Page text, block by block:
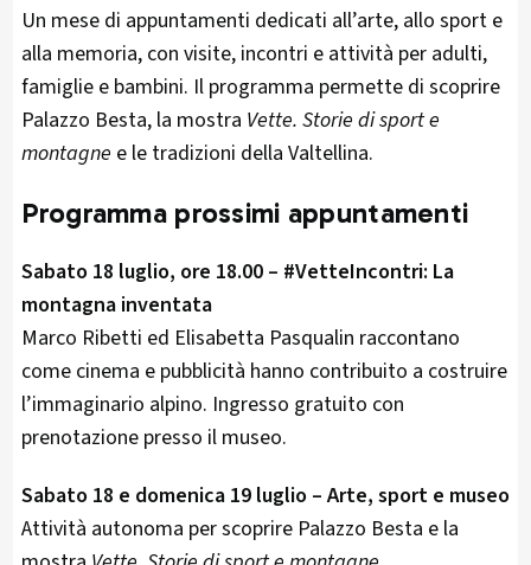
Un mese di appuntamenti dedicati all’arte, allo sport e
alla memoria, con visite, incontri e attività per adulti,
famiglie e bambini. Il programma permette di scoprire
Palazzo Besta, la mostra Vette. Storie di sport e
montagne e le tradizioni della Valtellina.
Programma prossimi appuntamenti
Sabato 18 luglio, ore 18.00 – #VetteIncontri: La
montagna inventata
Marco Ribetti ed Elisabetta Pasqualin raccontano
come cinema e pubblicità hanno contribuito a costruire
l’immaginario alpino. Ingresso gratuito con
prenotazione presso il museo.
Sabato 18 e domenica 19 luglio – Arte, sport e museo
Attività autonoma per scoprire Palazzo Besta e la